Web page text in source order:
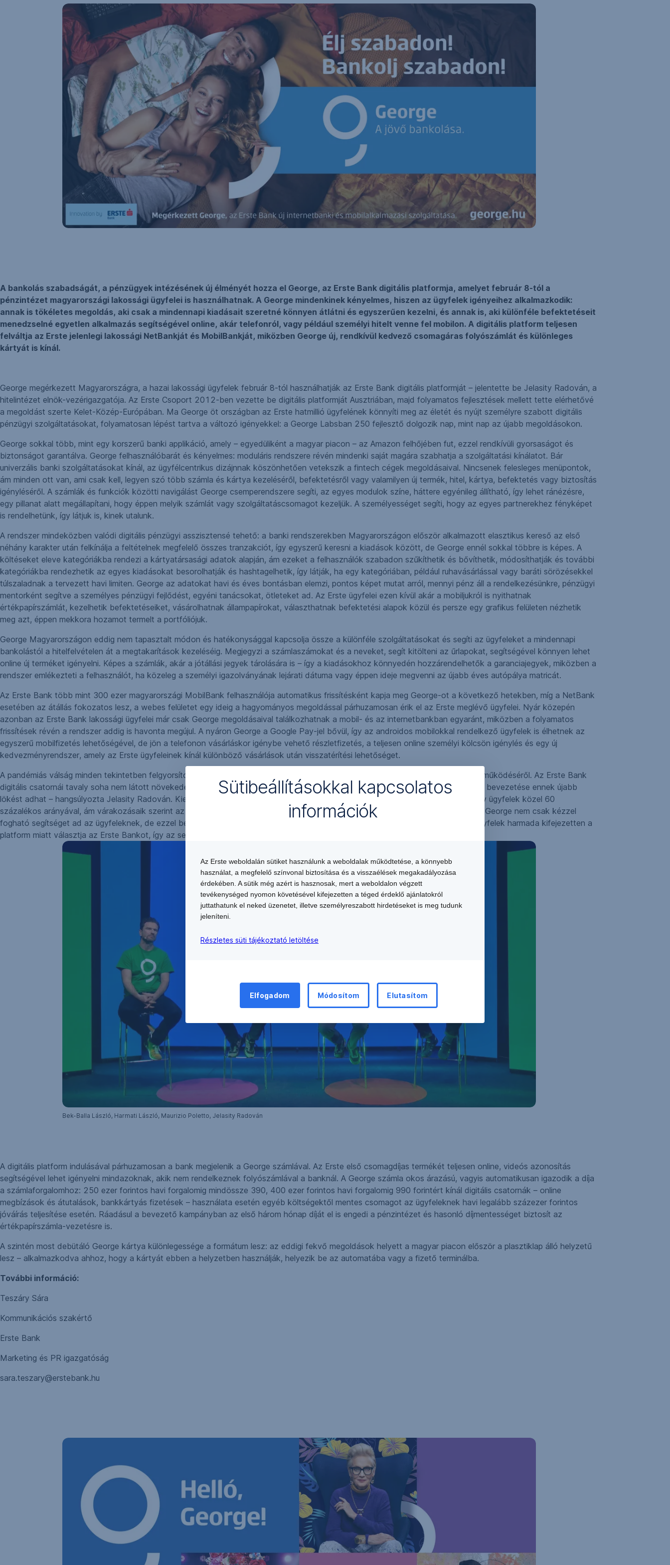
A bankolás szabadságát, a pénzügyek intézésének új élményét hozza el George, az Erste Bank digitális platformja, amelyet február 8-tól a
pénzintézet magyarországi lakossági ügyfelei is használhatnak. A George mindenkinek kényelmes, hiszen az ügyfelek igényeihez alkalmazkodik:
annak is tökéletes megoldás, aki csak a mindennapi kiadásait szeretné könnyen átlátni és egyszerűen kezelni, és annak is, aki különféle befektetéseit
menedzselné egyetlen alkalmazás segítségével online, akár telefonról, vagy például személyi hitelt venne fel mobilon. A digitális platform teljesen
felváltja az Erste jelenlegi lakossági NetBankját és MobilBankját, miközben George új, rendkívül kedvező csomagáras folyószámlát és különleges
kártyát is kínál.
George megérkezett Magyarországra, a hazai lakossági ügyfelek február 8-tól használhatják az Erste Bank digitális platformját – jelentette be Jelasity Radován, a
hitelintézet elnök-vezérigazgatója. Az Erste Csoport 2012-ben vezette be digitális platformját Ausztriában, majd folyamatos fejlesztések mellett tette elérhetővé
a megoldást szerte Kelet-Közép-Európában. Ma George öt országban az Erste hatmillió ügyfelének könnyíti meg az életét és nyújt személyre szabott digitális
pénzügyi szolgáltatásokat, folyamatosan lépést tartva a változó igényekkel: a George Labsban 250 fejlesztő dolgozik nap, mint nap az újabb megoldásokon.
George sokkal több, mint egy korszerű banki applikáció, amely – egyedüliként a magyar piacon – az Amazon felhőjében fut, ezzel rendkívüli gyorsaságot és
biztonságot garantálva. George felhasználóbarát és kényelmes: moduláris rendszere révén mindenki saját magára szabhatja a szolgáltatási kínálatot. Bár
univerzális banki szolgáltatásokat kínál, az ügyfélcentrikus dizájnnak köszönhetően vetekszik a fintech cégek megoldásaival. Nincsenek felesleges menüpontok,
ám minden ott van, ami csak kell, legyen szó több számla és kártya kezeléséről, befektetésről vagy valamilyen új termék, hitel, kártya, befektetés vagy biztosítás
igényléséről. A számlák és funkciók közötti navigálást George csemperendszere segíti, az egyes modulok színe, háttere egyénileg állítható, így lehet ránézésre,
egy pillanat alatt megállapítani, hogy éppen melyik számlát vagy szolgáltatáscsomagot kezeljük. A személyességet segíti, hogy az egyes partnerekhez fényképet
is rendelhetünk, így látjuk is, kinek utalunk.
A rendszer mindeközben valódi digitális pénzügyi asszisztensé tehető: a banki rendszerekben Magyarországon először alkalmazott elasztikus kereső az első
néhány karakter után felkínálja a feltételnek megfelelő összes tranzakciót, így egyszerű keresni a kiadások között, de George ennél sokkal többre is képes. A
költéseket eleve kategóriákba rendezi a kártyatársasági adatok alapján, ám ezeket a felhasználók szabadon szűkíthetik és bővíthetik, módosíthatják és további
kategóriákba rendezhetik az egyes kiadásokat besorolhatják és hashtagelhetik, így látják, ha egy kategóriában, például ruhavásárlással vagy baráti sörözésekkel
túlszaladnak a tervezett havi limiten. George az adatokat havi és éves bontásban elemzi, pontos képet mutat arról, mennyi pénz áll a rendelkezésünkre, pénzügyi
mentorként segítve a személyes pénzügyi fejlődést, egyéni tanácsokat, ötleteket ad. Az Erste ügyfelei ezen kívül akár a mobiljukról is nyithatnak
értékpapírszámlát, kezelhetik befektetéseiket, vásárolhatnak állampapírokat, választhatnak befektetési alapok közül és persze egy grafikus felületen nézhetik
meg azt, éppen mekkora hozamot termelt a portfóliójuk.
George Magyarországon eddig nem tapasztalt módon és hatékonysággal kapcsolja össze a különféle szolgáltatásokat és segíti az ügyfeleket a mindennapi
bankolástól a hitelfelvételen át a megtakarítások kezeléséig. Megjegyzi a számlaszámokat és a neveket, segít kitölteni az űrlapokat, segítségével könnyen lehet
online új terméket igényelni. Képes a számlák, akár a jótállási jegyek tárolására is – így a kiadásokhoz könnyedén hozzárendelhetők a garanciajegyek, miközben a
rendszer emlékezteti a felhasználót, ha közeleg a személyi igazolványának lejárati dátuma vagy éppen ideje megvenni az újabb éves autópálya matricát.
Az Erste Bank több mint 300 ezer magyarországi MobilBank felhasználója automatikus frissítésként kapja meg George-ot a következő hetekben, míg a NetBank
esetében az átállás fokozatos lesz, a webes felületet egy ideig a hagyományos megoldással párhuzamosan érik el az Erste meglévő ügyfelei. Nyár közepén
azonban az Erste Bank lakossági ügyfelei már csak George megoldásaival találkozhatnak a mobil- és az internetbankban egyaránt, miközben a folyamatos
frissítések révén a rendszer addig is havonta megújul. A nyáron George a Google Pay-jel bővül, így az androidos mobilokkal rendelkező ügyfelek is élhetnek az
egyszerű mobilfizetés lehetőségével, de jön a telefonon vásárláskor igénybe vehető részletfizetés, a teljesen online személyi kölcsön igénylés és egy új
kedvezményrendszer, amely az Erste ügyfeleinek kínál különböző vásárlások után visszatérítési lehetőséget.
A pandémiás válság minden tekintetben felgyorsította a digitális átállást, legyen szó a pénzügyek intézéséről vagy a bankok belső működéséről. Az Erste Bank
digitális csatornái tavaly soha nem látott növekedést értek el, annyit, mint az azt megelőző több mint két évben összesen. George bevezetése ennek újabb
lökést adhat – hangsúlyozta Jelasity Radován. Kiemelte: a magyar Erste Bank jelenleg is kiemelkedik a csoportból a digitálisan aktív ügyfelek közel 60
százalékos arányával, ám várakozásaik szerint az új digitális platform bevezetésével ez 75 százalék fölé emelkedhet. Azt reméljük, George nem csak kézzel
fogható segítséget ad az ügyfeleknek, de ezzel bepillantást nyújt a jövő bankolásába is – mondta, hozzátéve: Ausztriában az új ügyfelek harmada kifejezetten a
platform miatt választja az Erste Bankot, így az segíthet a növekedési tervek megvalósításában is.
Bek-Balla László, Harmati László, Maurizio Poletto, Jelasity Radován
A digitális platform indulásával párhuzamosan a bank megjelenik a George számlával. Az Erste első csomagdíjas termékét teljesen online, videós azonosítás
segítségével lehet igényelni mindazoknak, akik nem rendelkeznek folyószámlával a banknál. A George számla okos árazású, vagyis automatikusan igazodik a díja
a számlaforgalomhoz: 250 ezer forintos havi forgalomig mindössze 390, 400 ezer forintos havi forgalomig 990 forintért kínál digitális csatornák – online
megbízások és átutalások, bankkártyás fizetések – használata esetén egyéb költségektől mentes csomagot az ügyfeleknek havi legalább százezer forintos
jóváírás teljesítése esetén. Ráadásul a bevezető kampányban az első három hónap díját el is engedi a pénzintézet és hasonló díjmentességet biztosít az
értékpapírszámla-vezetésre is.
A szintén most debütáló George kártya különlegessége a formátum lesz: az eddigi fekvő megoldások helyett a magyar piacon először a plasztiklap álló helyzetű
lesz – alkalmazkodva ahhoz, hogy a kártyát ebben a helyzetben használják, helyezik be az automatába vagy a fizető terminálba.
További információ:
Teszáry Sára
Kommunikációs szakértő
Erste Bank
Marketing és PR igazgatóság
sara.teszary@erstebank.hu
Sütibeállításokkal kapcsolatos
információk
Az Erste weboldalán sütiket használunk a weboldalak működtetése, a könnyebb
használat, a megfelelő színvonal biztosítása és a visszaélések megakadályozása
érdekében. A sütik még azért is hasznosak, mert a weboldalon végzett
tevékenységed nyomon követésével kifejezetten a téged érdeklő ajánlatokról
juttathatunk el neked üzenetet, illetve személyreszabott hirdetéseket is meg tudunk
jeleníteni.
Részletes süti tájékoztató letöltése
Elfogadom Módosítom Elutasítom